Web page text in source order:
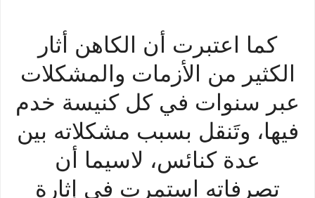
كما اعتبرت أن الكاهن أثار
الكثير من الأزمات والمشكلات
عبر سنوات في كل كنيسة خدم
فيها، وتَنقل بسبب مشكلاته بين
عدة كنائس، لاسيما أن
تصرفاته استمرت في إثارة